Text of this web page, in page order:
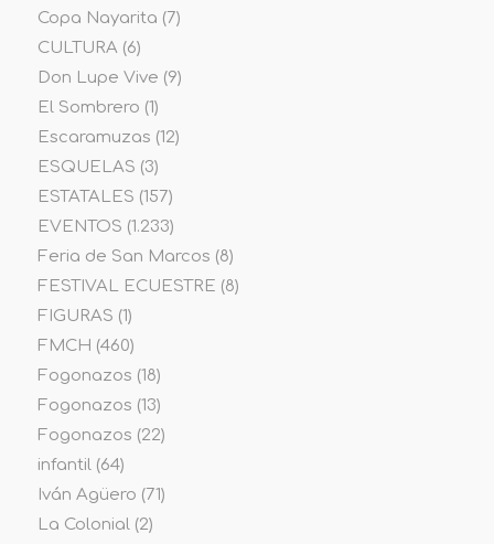
Copa Nayarita (7)
CULTURA(6)
Don Lupe Vive (9)
El Sombrero (1)
Escaramuzas (12)
ESQUELAS (3)
ESTATALES (157)
EVENTOS (1.233)
Feria de San Marcos (8)
FESTIVAL ECUESTRE (8)
FIGURAS (1)
FMCH (460)
Fogonazos (18)
Fogonazos (13)
Fogonazos (22)
infantil(64)
Iván Agüero (71)
La Colonial(2)